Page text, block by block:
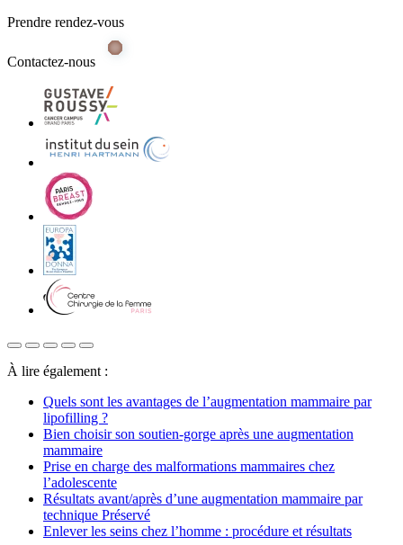
Prendre rendez-vous
Contactez-nous
À lire également :
Quels sont les avantages de l’augmentation mammaire par
lipofilling ?
Bien choisir son soutien-gorge après une augmentation
mammaire
Prise en charge des malformations mammaires chez
l’adolescente
Résultats avant/après d’une augmentation mammaire par
technique Préservé
Enlever les seins chez l’homme : procédure et résultats